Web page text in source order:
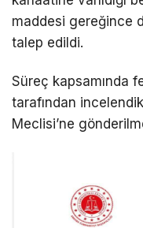
maddesi gereğince
talep edildi.
Süreç kapsamında
tarafından
Meclisi’ne